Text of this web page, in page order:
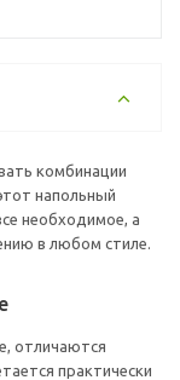
комбинации
напольный
необходимое, а
в любом стиле.
отличаются
практически